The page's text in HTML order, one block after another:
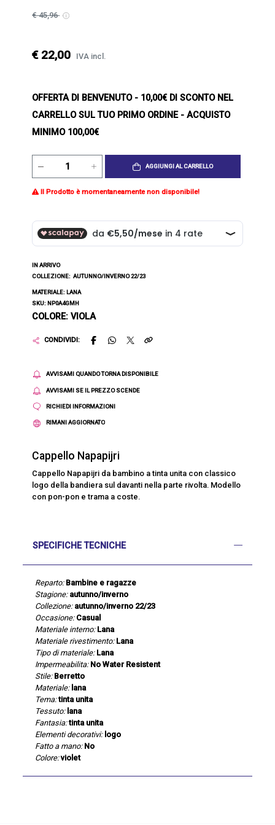
€ 45,96
€ 22,00 IVA incl.
OFFERTA DI BENVENUTO- 10,00€ DI SCONTO NEL
CARRELLO SUL TUO PRIMO ORDINE - ACQUISTO
MINIMO 100,00€
AGGIUNGI AL CARRELLO
Il Prodotto è momentaneamente non disponibile!
IN ARRIVO
COLLEZIONE: AUTUNNO/INVERNO 22/23
MATERIALE: LANA
SKU: NP0A4GMH
COLORE: VIOLA
CONDIVIDI:
AVVISAMI QUANDO TORNA DISPONIBILE
AVVISAMI SE IL PREZZO SCENDE
RICHIEDI INFORMAZIONI
RIMANI AGGIORNATO
Cappello Napapijri
Cappello Napapijri da bambino a tinta unita con classico
logo della bandiera sul davanti nella parte rivolta. Modello
con pon-pon e trama a coste.
SPECIFICHE TECNICHE
Reparto: Bambine e ragazze
Stagione: autunno/inverno
Collezione: autunno/inverno 22/23
Occasione: Casual
Materiale interno: Lana
Materiale rivestimento: Lana
Tipo di materiale: Lana
Impermeabilita: No Water Resistent
Stile: Berretto
Materiale: lana
Tema: tinta unita
Tessuto: lana
Fantasia: tinta unita
Elementi decorativi: logo
Fatto a mano: No
Colore: violet